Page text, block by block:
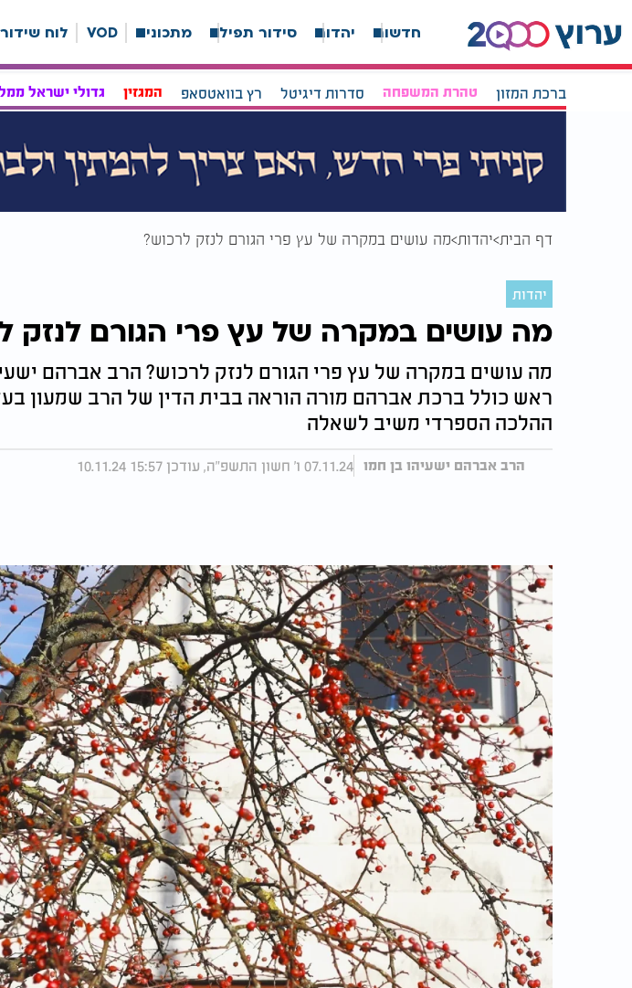
חדשות יהדות סידור תפילה מתכונים VOD לוח
ברכת המזון טהרת המשפחה סדרות דיגיטל רץ בוואטסאפ המגזין גדולי ישראל
דף הבית יהדות מה עושים במקרה של עץ פרי הגורם לנזק לרכוש?
יהדות
מה עושים במקרה של עץ פרי הגורם לנזק
מה עושים במקרה של עץ פרי הגורם לנזק לרכוש? הרב אברהם
ראש כולל ברכת אברהם מורה הוראה בבית הדין של הרב שמעון
ההלכה הספרדי משיב לשאלה
הרב אברהם ישעיהו בן חמו 07.11.24 ו' חשון התשפ"ה, עודכן 15:57 10.11.24